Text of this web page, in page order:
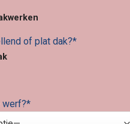
of plat dak?*
werf?*